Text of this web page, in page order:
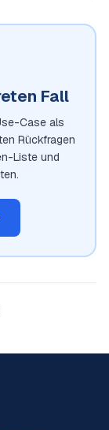
Fall
Case als
Rückfragen
Liste und